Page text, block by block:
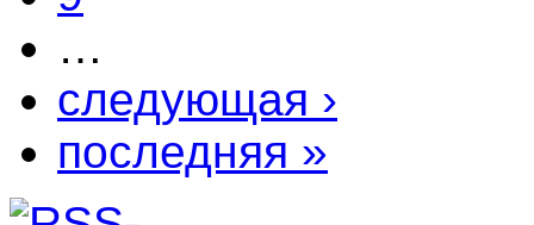
…
следующая ›
последняя »